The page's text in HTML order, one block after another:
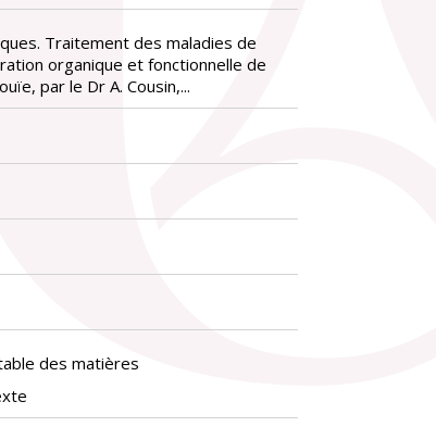
Traitement des maladies de
organique et fonctionnelle de
par le Dr A. Cousin,...
des matières